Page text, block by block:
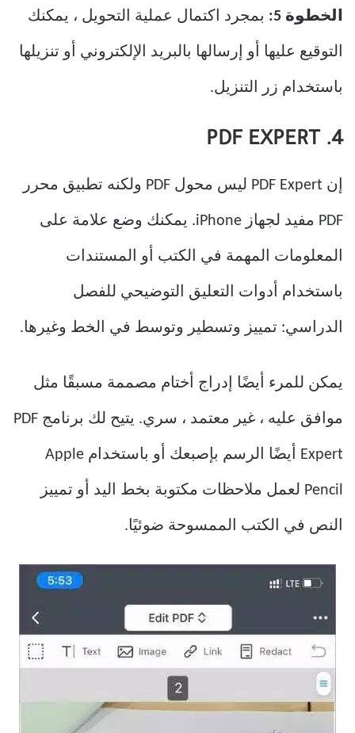
الخطوة 5: بمجرد اكتمال عملية التحويل ، يمكنك
التوقيع عليها أو إرسالها بالبريد الإلكتروني أو تنزيلها
باستخدام زر التنزيل.
4. PDF EXPERT
إن PDF Expert ليس محول PDF ولكنه تطبيق محرر
PDF مفيد لجهاز iPhone. يمكنك وضع علامة على
المعلومات المهمة في الكتب أو المستندات
باستخدام أدوات التعليق التوضيحي للفصل
الدراسي: تمييز وتسطير وتوسط في الخط وغيرها.
يمكن للمرء أيضًا إدراج أختام مصممة مسبقًا مثل
موافق عليه ، غير معتمد ، سري. يتيح لك برنامج PDF
Expert أيضًا الرسم بإصبعك أو باستخدام Apple
Pencil لعمل ملاحظات مكتوبة بخط اليد أو تمييز
النص في الكتب الممسوحة ضوئيًا.